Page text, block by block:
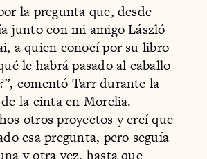
la pregunta que, desde
junto con mi amigo László
a quien conocí por su libro
le habrá pasado al caballo
comentó Tarr durante la
la cinta en Morelia.
otros proyectos y creí que
esa pregunta, pero seguía